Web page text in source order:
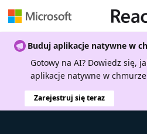
Buduj aplikacje natywne w
Gotowy na AI? Dowiedz się,
aplikacje natywne w
Zarejestruj się teraz